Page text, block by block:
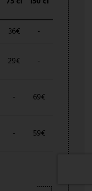
36€
-
29€ -
- 69€
- 59€